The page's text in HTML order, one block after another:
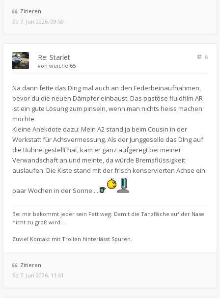
Zitieren
So 7. Jun 2026, 09:50
Re: Starlet
6
von weichei65
Na dann fette das Ding mal auch an den Federbeinaufnahmen,
bevor du die neuen Dämpfer einbaust. Das pastöse fluidfilm AR
ist ein gute Lösung zum pinseln, wenn man nichts heiss machen
möchte.
Kleine Anekdote dazu: Mein A2 stand ja beim Cousin in der
Werkstatt für Achsvermessung. Als der Junggeselle das DIng auf
die Bühne gestellt hat, kam er ganz aufgeregt bei meiner
Verwandschaft an und meinte, da würde Bremsflüssigkeit
auslaufen. Die Kiste stand mit der frisch konservierten Achse ein
paar Wochen in der Sonne....
Bei mir bekommt jeder sein Fett weg. Damit die Tanzfläche auf der Nase
nicht zu groß wird....
Zuviel Kontakt mit Trollen hinterlässt Spuren.
Zitieren
So 7. Jun 2026, 11:41